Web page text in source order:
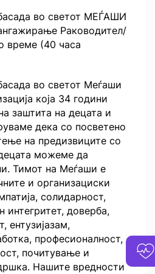
во светот МЕЃАШИ
Раководител/
време (40 часа
во светот Меѓаши
која 34 години
заштита на децата и
дека со посветено
на предизвиците со
можеме да
Тимот на Меѓаши е
и организациски
солидарност,
интегритет, доверба,
ентузијазам,
професионалност,
почитување и
Нашите вредности